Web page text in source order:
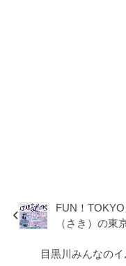
FUN！
（さき）の東
目黒川みんなの